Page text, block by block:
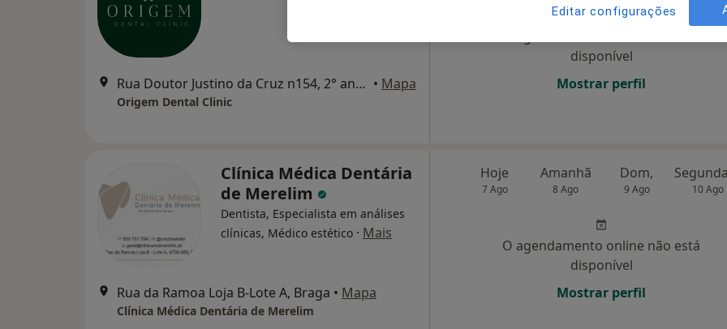
Rua Doutor Justino da Cruz n154, 2° andar, sala 2, Braga • Mapa
Origem Dental Clinic
disponível
Mostrar perfil
Clínica Médica Dentária
de Merelim
Dentista, Especialista em análises
clínicas, Médico estético · Mais
Rua da Ramoa Loja B-Lote A, Braga • Mapa
Clínica Médica Dentária de Merelim
Hoje
7 Ago
Amanhã
8 Ago
Dom,
9 Ago 10 Ago
O agendamento online não está
disponível
Mostrar perfil
Editar configurações